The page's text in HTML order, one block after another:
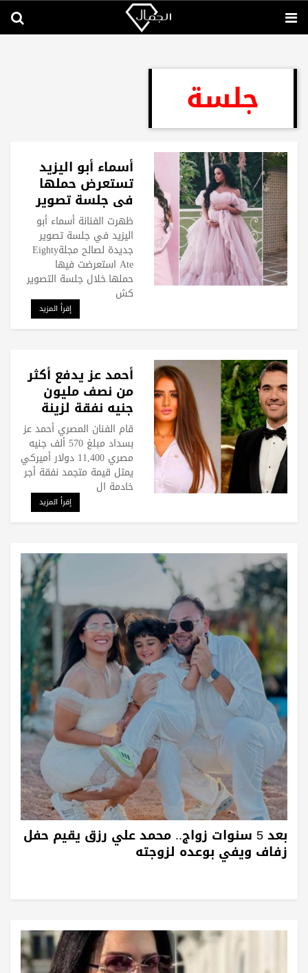
جلسة
أسماء أبو اليزيد
تستعرض حملها
في جلسة تصوير
جديدة
ظهرت الفنانة أسماء أبو
اليزيد في جلسة تصوير
جديدة لصالح مجلةEighty
Ate استعرضت فيها
حملها.خلال جلسة التصوير
كش
إقرأ المزيد
أحمد عز يدفع أكثر
من نصف مليون
جنيه نفقة لزينة
قبل الحكم عليه
قام الفنان المصري أحمد عز
بسداد مبلغ 570 ألف جنيه
مصري 11,400 دولار أميركي
يمثل قيمة متجمد نفقة أجر
خادمة ال
إقرأ المزيد
بعد 5 سنوات زواج.. محمد علي رزق يقيم حفل
زفاف ويفي بوعده لزوجته